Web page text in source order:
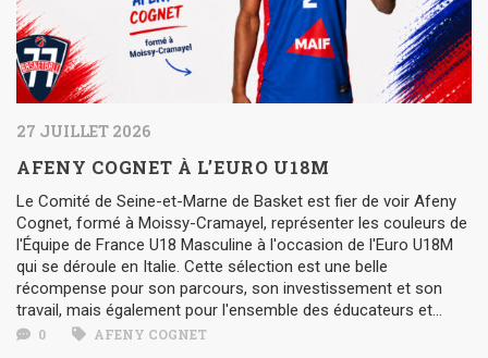
27 JUILLET 2026
AFENY COGNET À L’EURO U18M
Le Comité de Seine-et-Marne de Basket est fier de voir Afeny
Cognet, formé à Moissy-Cramayel, représenter les couleurs de
l'Équipe de France U18 Masculine à l'occasion de l'Euro U18M
qui se déroule en Italie. Cette sélection est une belle
récompense pour son parcours, son investissement et son
travail, mais également pour l'ensemble des éducateurs et...
0 AFENY COGNET